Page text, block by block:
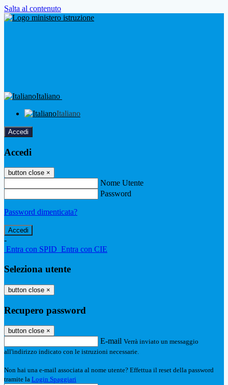
Salta al contenuto
Italiano
Italiano
Accedi
Accedi
button close ×
Nome Utente
Password
Password dimenticata?
-
Entra con SPID Entra con CIE
Seleziona utente
button close ×
Recupero password
button close ×
E-mail Verrà inviato un messaggio
all'indirizzo indicato con le istruzioni necessarie.
Non hai una e-mail associata al nome utente? Effettua il reset della password
tramite la Login Spaggiari